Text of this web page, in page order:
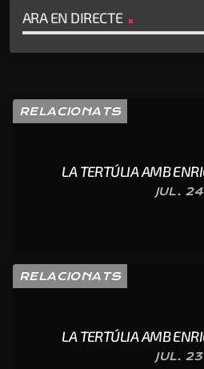
ARA EN DIRECTE
RELACIONATS
LA TERTÚLIA AMB
JUL. 24
RELACIONATS
LA TERTÚLIA AMB
JUL. 23